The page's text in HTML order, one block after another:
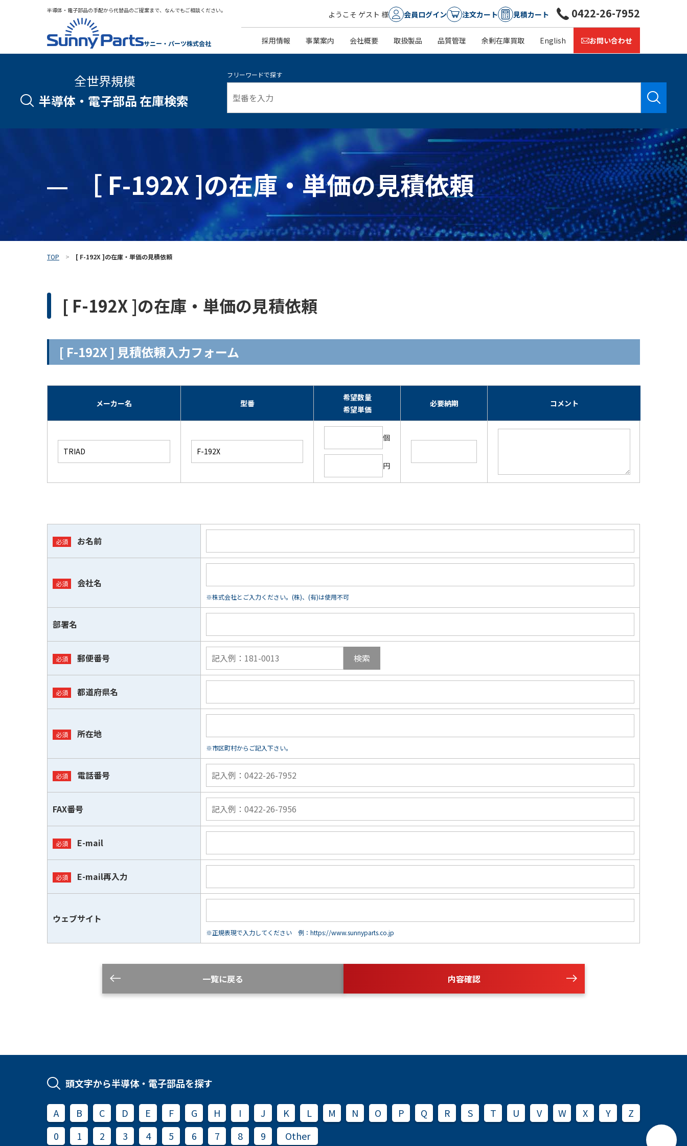
半導体・電子部品の手配から代替品のご提案まで、なんでもご相談ください。
サニー・パーツ株式会社
ようこそ ゲスト 様 会員ログイン 注文カート 見積カート
採用情報 事業案内 会社概要 取扱製品 品質管理 余剰在庫買取 English お問い合わせ
0422-26-7952
全世界規模
半導体・電子部品 在庫検索
フリーワードで探す
［ F-192X ]の在庫・単価の見積依頼
TOP [ F-192X ]の在庫・単価の見積依頼
[ F-192X ]の在庫・単価の見積依頼
[ F-192X ] 見積依頼入力フォーム
メーカー名 型番
希望数量
希望単価
必要納期 コメント
個
円
お名前
会社名
※株式会社とご入力ください。(株)、(有)は使用不可
部署名
郵便番号 検索
都道府県名
所在地
※市区町村からご記入下さい。
電話番号
FAX番号
E-mail
E-mail再入力
ウェブサイト
※正規表現で入力してください 例：https://www.sunnyparts.co.jp
一覧に戻る 内容確認
頭文字から半導体・電子部品を探す
A B C D E F G H I J K L M N O P Q R S T U V W X Y
Z
0
1 2 3 4 5 6 7 8 9 Other